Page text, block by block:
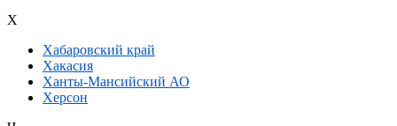
Х
Хабаровский край
Хакасия
Ханты-Мансийский АО
Херсон